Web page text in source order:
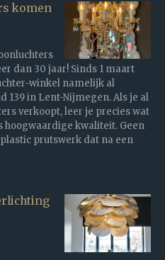
komen
dan 30 jaar! Sinds 1 maart
winkel namelijk al
139 in Lent-Nijmegen. Als je al
verkoopt, leer je precies wat
hoogwaardige kwaliteit. Geen
prutswerk dat na een